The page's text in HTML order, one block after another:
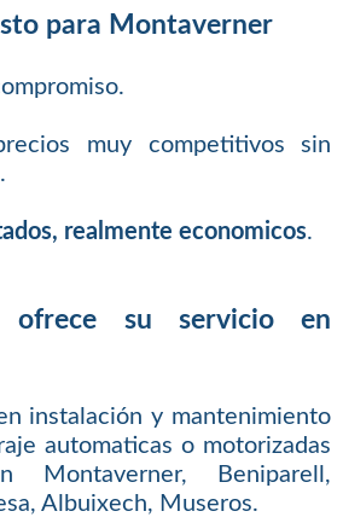
para Montaverner
muy competitivos sin
realmente economicos.
ofrece su servicio en
instalación y mantenimiento
automaticas o motorizadas
Montaverner, Beniparell,
Albuixech, Museros.